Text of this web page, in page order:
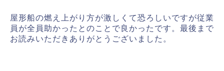
屋形船の燃え上がり方が激しくて恐ろしいですが従業
員が全員助かったとのことで良かったです。最後まで
お読みいただきありがとうございました。